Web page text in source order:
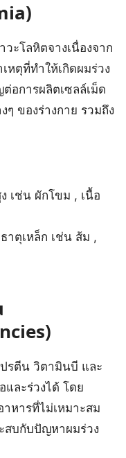
ะโลหิตจางเนื่องจาก
หตุที่ทำให้เกิดผมร่วง
อการผลิตเซลล์เม็ด
ของร่างกาย รวมถึง
เช่น ผักโขม , เนื้อ
าตุเหล็ก เช่น ส้ม ,
รตีน วิตามินบี และ
ละร่วงได้ โดย
หารที่ไม่เหมาะสม
สบกับปัญหาผมร่วง